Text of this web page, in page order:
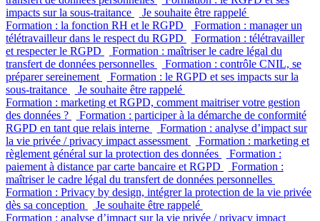
impacts sur la sous-traitance
Je souhaite être rappelé
Formation : la fonction RH et le RGPD
Formation : manager un
télétravailleur dans le respect du RGPD
Formation : télétravailler
et respecter le RGPD
Formation : maîtriser le cadre légal du
transfert de données personnelles
Formation : contrôle CNIL, se
préparer sereinement
Formation : le RGPD et ses impacts sur la
sous-traitance
Je souhaite être rappelé
Formation : marketing et RGPD, comment maitriser votre gestion
des données ?
Formation : participer à la démarche de conformité
RGPD en tant que relais interne
Formation : analyse d’impact sur
la vie privée / privacy impact assessment
Formation : marketing et
règlement général sur la protection des données
Formation :
paiement à distance par carte bancaire et RGPD
Formation :
maîtriser le cadre légal du transfert de données personnelles
Formation : Privacy by design, intégrer la protection de la vie privée
dès sa conception
Je souhaite être rappelé
Formation : analyse d’impact sur la vie privée / privacy impact